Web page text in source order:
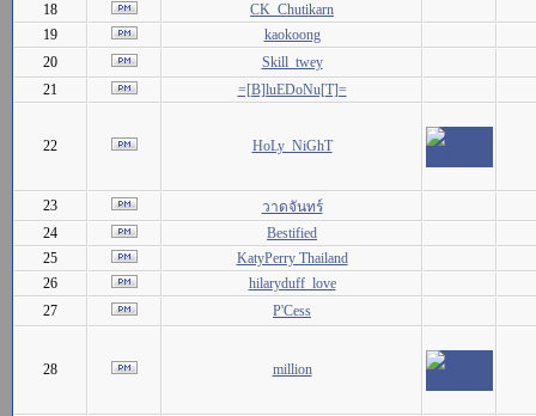
18
CK_Chutikarn
19
kaokoong
20
Skill_twey
21
=[B]luEDoNu[T]=
22 HoLy_NiGhT
23
วาดจันทร์
24
Bestified
25
KatyPerry Thailand
26
hilaryduff_love
27
P'Cess
28 million